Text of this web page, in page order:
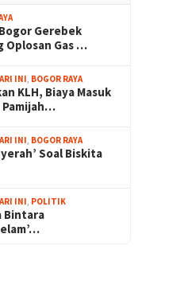
Gerebek
Oplosan Gas …
INI, BOGOR RAYA
KLH, Biaya Masuk
Pamijah…
INI, BOGOR RAYA
Soal Biskita
INI, POLITIK
Bintara